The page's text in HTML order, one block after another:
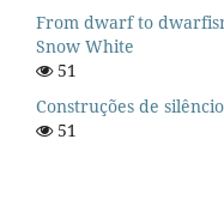
From dwarf to
Snow White
51
Construções de
51